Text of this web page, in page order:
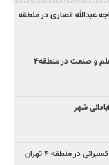
عبدالله انصاری در منطقه
و صنعت در منطقه۴
شهر